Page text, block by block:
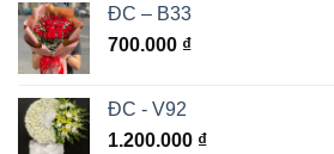
ĐC – B33
700.000 ₫
ĐC - V92
1.200.000 ₫